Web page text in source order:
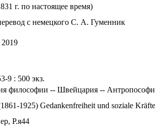
г. по настоящее время)
с немецкого С. А. Гуменник
9 : 500 экз.
философии -- Швейцария --
1925) Gedankenfreiheit und soziale
Р.я44